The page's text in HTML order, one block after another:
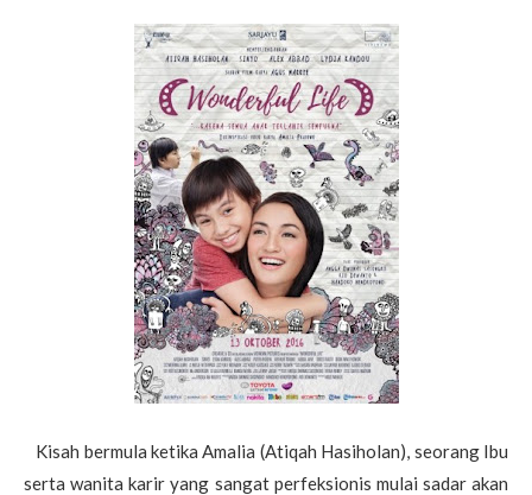
Kisah bermula ketika Amalia (Atiqah Hasiholan), seorang Ibu
serta wanita karir yang sangat perfeksionis mulai sadar akan